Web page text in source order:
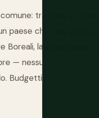
trattare la
paese che si estende
Boreali, la cultura
— nessuna di queste
Budgettizza per questo.